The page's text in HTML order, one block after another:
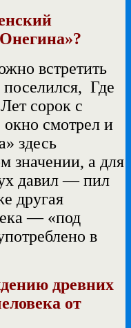
встретить
Где
сорок с
смотрел и
здесь
значении, а для
давил — пил
другая
— «под
в
древних
от